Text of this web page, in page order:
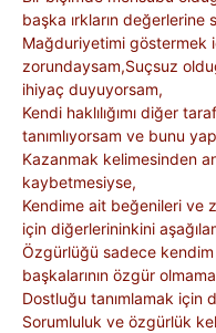
başka ırkların değerlerine
Mağduriyetimi göstermek
zorundaysam,Suçsuz
ihiyaç duyuyorsam,
Kendi haklılığımı diğer
tanımlıyorsam ve bunu
Kazanmak kelimesinden
kaybetmesiyse,
Kendime ait beğenileri ve
için diğerlerininkini
Özgürlüğü sadece
başkalarının özgür
Dostluğu tanımlamak için
Sorumluluk ve özgürlük